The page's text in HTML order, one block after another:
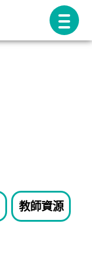
教師資源